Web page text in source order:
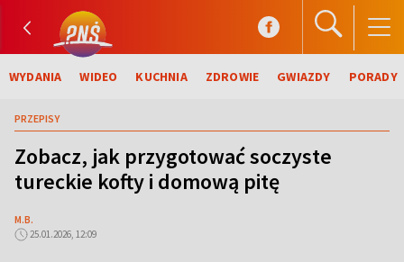
WYDANIA WIDEO KUCHNIA ZDROWIE GWIAZDY PORADY
PRZEPISY
Zobacz, jak przygotować soczyste
tureckie kofty i domową pitę
M.B.
25.01.2026, 12:09